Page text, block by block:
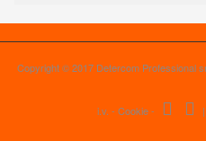
Copyright © 2017 Detercom Professional
i.v. - Cookie- |